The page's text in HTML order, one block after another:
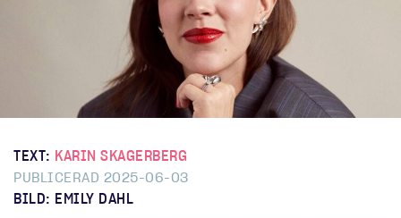
TEXT: KARIN SKAGERBERG
PUBLICERAD 2025-06-03
BILD: EMILY DAHL